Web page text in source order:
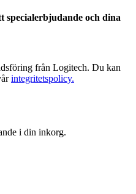
specialerbjudande och dina
från Logitech. Du kan
integritetspolicy.
i din inkorg.